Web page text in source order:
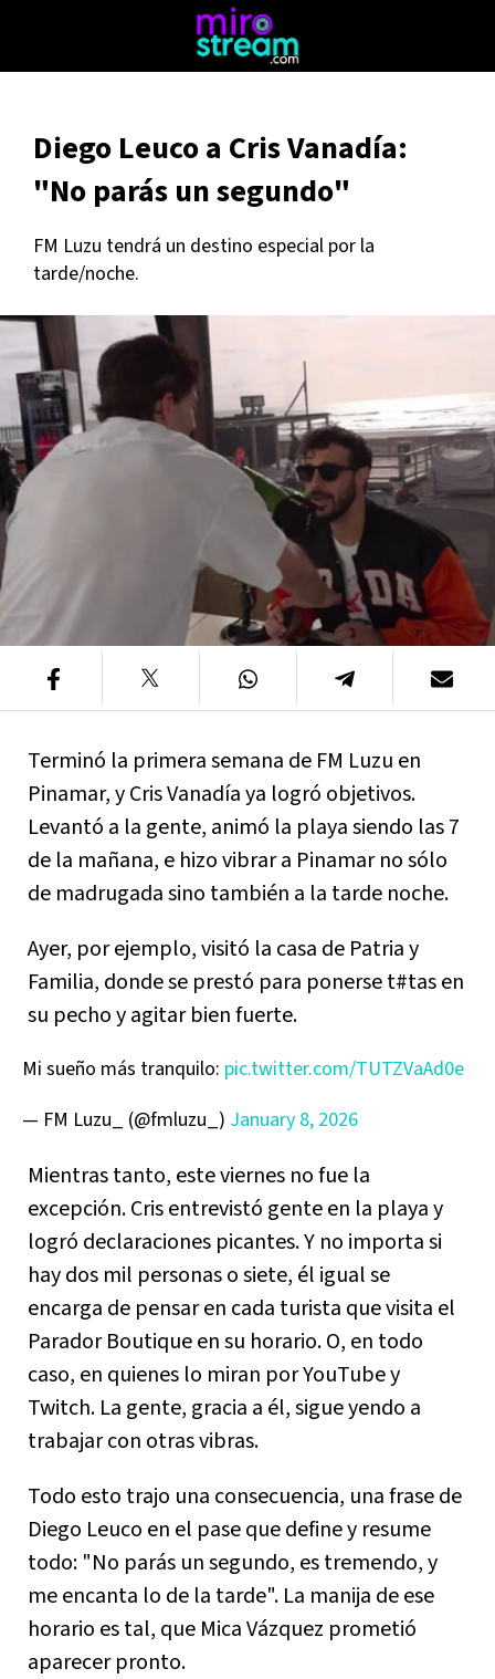
Diego Leuco a Cris Vanadía:
"No parás un segundo"
FM Luzu tendrá un destino especial por la
tarde/noche.
Terminó la primera semana de FM Luzu en
Pinamar, y Cris Vanadía ya logró objetivos.
Levantó a la gente, animó la playa siendo las 7
de la mañana, e hizo vibrar a Pinamar no sólo
de madrugada sino también a la tarde noche.
Ayer, por ejemplo, visitó la casa de Patria y
Familia, donde se prestó para ponerse t#tas en
su pecho y agitar bien fuerte.
Mi sueño más tranquilo: pic.twitter.com/TUTZVaAd0e
— FM Luzu_ (@fmluzu_) January 8, 2026
Mientras tanto, este viernes no fue la
excepción. Cris entrevistó gente en la playa y
logró declaraciones picantes. Y no importa si
hay dos mil personas o siete, él igual se
encarga de pensar en cada turista que visita el
Parador Boutique en su horario. O, en todo
caso, en quienes lo miran por YouTube y
Twitch. La gente, gracia a él, sigue yendo a
trabajar con otras vibras.
Todo esto trajo una consecuencia, una frase de
Diego Leuco en el pase que define y resume
todo: "No parás un segundo, es tremendo, y
me encanta lo de la tarde". La manija de ese
horario es tal, que Mica Vázquez prometió
aparecer pronto.